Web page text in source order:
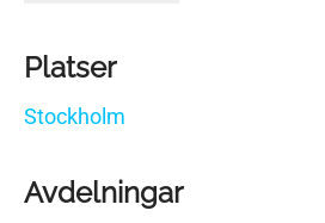
Platser
Stockholm
Avdelningar